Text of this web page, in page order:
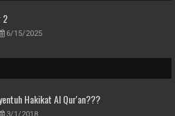
2
6/15/2025
Hakikat Al Qur'an???